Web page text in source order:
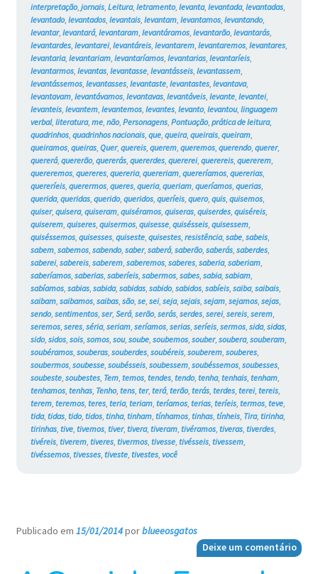
interpretação, jornais, Leitura, letramento, levanta, levantada, levantadas,
levantado, levantados, levantais, levantam, levantamos, levantando,
levantar, levantará, levantaram, levantáramos, levantarão, levantarás,
levantardes, levantarei, levantáreis, levantarem, levantaremos, levantares,
levantaria, levantariam, levantaríamos, levantarias, levantaríeis,
levantarmos, levantas, levantasse, levantásseis, levantassem,
levantássemos, levantasses, levantaste, levantastes, levantava,
levantavam, levantávamos, levantavas, levantáveis, levante, levantei,
levanteis, levantem, levantemos, levantes, levanto, levantou, linguagem
verbal, literatura, me, não, Personagens, Pontuação, prática de leitura,
quadrinhos, quadrinhos nacionais, que, queira, queirais, queiram,
queiramos, queiras, Quer, quereis, querem, queremos, querendo, querer,
quererá, quererão, quererás, quererdes, quererei, querereis, quererem,
quereremos, quereres, quereria, quereriam, quereríamos, quererias,
quereríeis, querermos, queres, queria, queriam, queríamos, querias,
querida, queridas, querido, queridos, queríeis, quero, quis, quisemos,
quiser, quisera, quiseram, quiséramos, quiseras, quiserdes, quiséreis,
quiserem, quiseres, quisermos, quisesse, quisésseis, quisessem,
quiséssemos, quisesses, quiseste, quisestes, resistência, sabe, sabeis,
sabem, sabemos, sabendo, saber, saberá, saberão, saberás, saberdes,
saberei, sabereis, saberem, saberemos, saberes, saberia, saberiam,
saberíamos, saberias, saberíeis, sabermos, sabes, sabia, sabiam,
sabíamos, sabias, sabida, sabidas, sabido, sabidos, sabíeis, saiba, saibais,
saibam, saibamos, saibas, são, se, sei, seja, sejais, sejam, sejamos, sejas,
sendo, sentimentos, ser, Será, serão, serás, serdes, serei, sereis, serem,
seremos, seres, séria, seriam, seríamos, serias, seríeis, sermos, sida, sidas,
sido, sidos, sois, somos, sou, soube, soubemos, souber, soubera, souberam,
soubéramos, souberas, souberdes, soubéreis, souberem, souberes,
soubermos, soubesse, soubésseis, soubessem, soubéssemos, soubesses,
soubeste, soubestes, Tem, temos, tendes, tendo, tenha, tenhais, tenham,
tenhamos, tenhas, Tenho, tens, ter, terá, terão, terás, terdes, terei, tereis,
terem, teremos, teres, teria, teriam, teríamos, terias, teríeis, termos, teve,
tida, tidas, tido, tidos, tinha, tinham, tínhamos, tinhas, tínheis, Tira, tirinha,
tirinhas, tive, tivemos, tiver, tivera, tiveram, tivéramos, tiveras, tiverdes,
tivéreis, tiverem, tiveres, tivermos, tivesse, tivésseis, tivessem,
tivéssemos, tivesses, tiveste, tivestes, você
Publicado em 15/01/2014porblueeosgatos
Deixe um comentário